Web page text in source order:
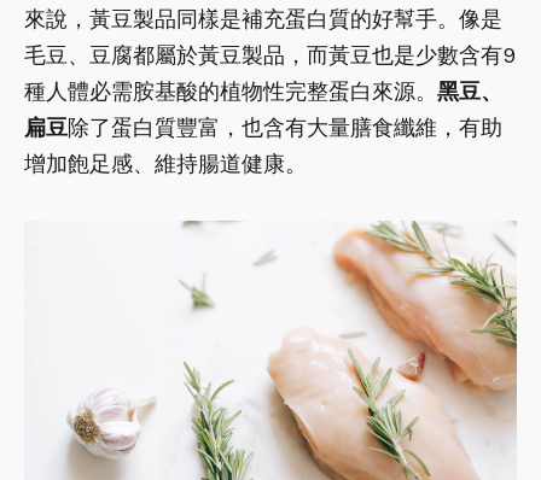
來說，黃豆製品同樣是補充蛋白質的好幫手。像是
毛豆、豆腐都屬於黃豆製品，而黃豆也是少數含有9
種人體必需胺基酸的植物性完整蛋白來源。 黑豆、
扁豆除了蛋白質豐富，也含有大量膳食纖維，有助
增加飽足感、維持腸道健康。